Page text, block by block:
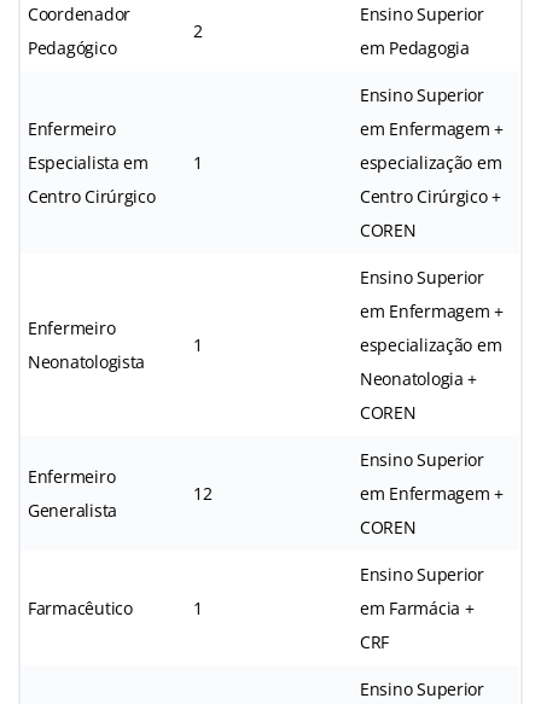
Coordenador
Pedagógico
2
Ensino Superior
em Pedagogia
Enfermeiro
Especialista em
Centro Cirúrgico
1
Ensino Superior
em Enfermagem +
especialização em
Centro Cirúrgico +
COREN
Enfermeiro
Neonatologista
1
Ensino Superior
em Enfermagem +
especialização em
Neonatologia +
COREN
Enfermeiro
Generalista
12
Ensino Superior
em Enfermagem +
COREN
Farmacêutico 1
Ensino Superior
em Farmácia +
CRF
Ensino Superior